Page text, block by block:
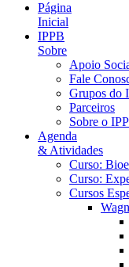
Página
Inicial
IPPB
Sobre
Apoio
Fale
Grupos do
Parceiros
Sobre o
Agenda
& Atividades
Curso:
Curso:
Cursos